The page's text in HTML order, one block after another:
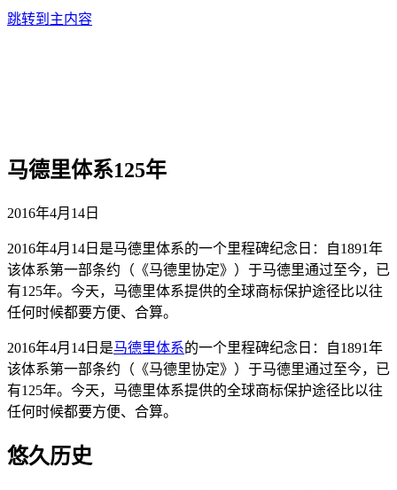
跳转到主内容
马德里体系125年
2016年4月14日
2016年4月14日是马德里体系的一个里程碑纪念日：自1891年
该体系第一部条约（《马德里协定》）于马德里通过至今，已
有125年。今天，马德里体系提供的全球商标保护途径比以往
任何时候都要方便、合算。
2016年4月14日是马德里体系的一个里程碑纪念日：自1891年
该体系第一部条约（《马德里协定》）于马德里通过至今，已
有125年。今天，马德里体系提供的全球商标保护途径比以往
任何时候都要方便、合算。
悠久历史